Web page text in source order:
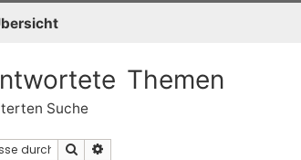
Themen
Suche
Suche